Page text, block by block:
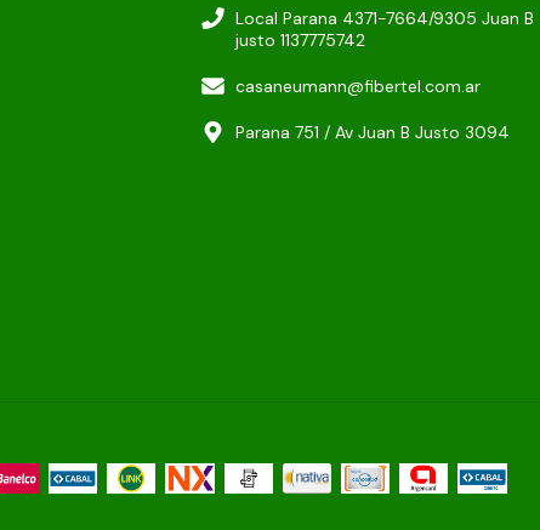
Local Parana 4371-7664/9305 Juan B
justo 1137775742
casaneumann@fibertel.com.ar
Parana 751 / Av Juan B Justo 3094